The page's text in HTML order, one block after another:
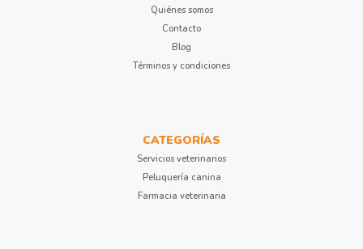
Quiénes somos
Contacto
Blog
Términos y condiciones
CATEGORÍAS
Servicios veterinarios
Peluquería canina
Farmacia veterinaria